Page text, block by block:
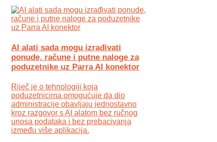
AI alati sada mogu izrađivati
ponude, račune i putne naloge za
poduzetnike uz Parra AI konektor
Riječ je o tehnologiji koja
poduzetnicima omogućuje da dio
administracije obavljaju jednostavno
kroz razgovor s AI alatom bez ručnog
unosa podataka i bez prebacivanja
između više aplikacija.